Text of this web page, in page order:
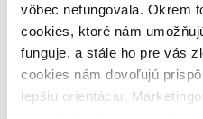
vôbec nefungovala. Okrem
cookies, ktoré nám
funguje, a stále ho pre vás
cookies nám dovoľujú
lepšiu orientáciu.